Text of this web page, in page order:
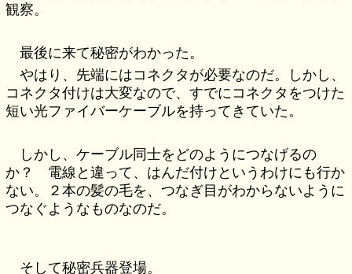
観察。
最後に来て秘密がわかった。
やはり、先端にはコネクタが必要なのだ。しかし、
コネクタ付けは大変なので、すでにコネクタをつけた
短い光ファイバーケーブルを持ってきていた。
しかし、ケーブル同士をどのようにつなげるの
か？ 電線と違って、はんだ付けというわけにも行か
ない。２本の髪の毛を、つなぎ目がわからないように
つなぐようなものなのだ。
そして秘密兵器登場。